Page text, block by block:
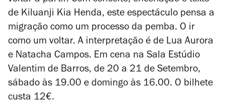
de Kiluanji Kia Henda, este espectáculo pensa a
migração como um processo da pemba. O ir
como um voltar. A interpretação é de Lua Aurora
e Natacha Campos. Em cena na Sala Estúdio
Valentim de Barros, de 20 a 21 de Setembro,
sábado às 19.00 e domingo às 16.00. O bilhete
custa 12€.